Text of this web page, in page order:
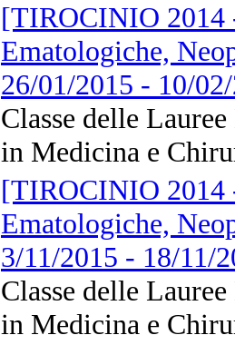
[TIROCINIO 2014
Ematologiche,
26/01/2015 - 10/
Classe delle
in Medicina e
[TIROCINIO 2014
Ematologiche,
3/11/2015 - 18/11/
Classe delle
in Medicina e